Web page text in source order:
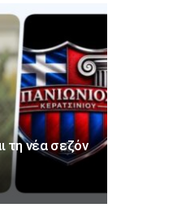
τη νέα σεζόν